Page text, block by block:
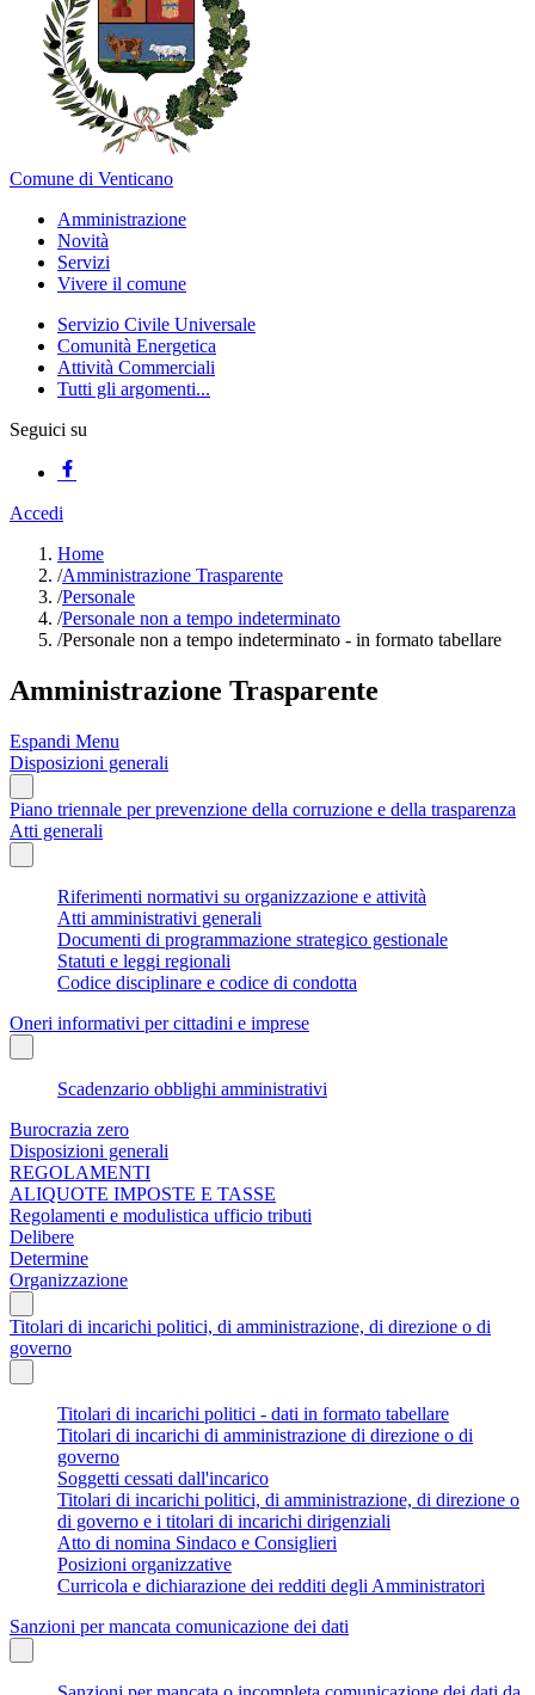
Comune di Venticano
Amministrazione
Novità
Servizi
Vivere il comune
Servizio Civile Universale
Comunità Energetica
Attività Commerciali
Tutti gli argomenti...
Seguici su
Accedi
Home
/Amministrazione Trasparente
/Personale
/Personale non a tempo indeterminato
/Personale non a tempo indeterminato - in formato tabellare
Amministrazione Trasparente
Espandi Menu
Disposizioni generali
Piano triennale per prevenzione della corruzione e della trasparenza
Atti generali
Riferimenti normativi su organizzazione e attività
Atti amministrativi generali
Documenti di programmazione strategico gestionale
Statuti e leggi regionali
Codice disciplinare e codice di condotta
Oneri informativi per cittadini e imprese
Scadenzario obblighi amministrativi
Burocrazia zero
Disposizioni generali
REGOLAMENTI
ALIQUOTE IMPOSTE E TASSE
Regolamenti e modulistica ufficio tributi
Delibere
Determine
Organizzazione
Titolari di incarichi politici, di amministrazione, di direzione o di
governo
Titolari di incarichi politici - dati in formato tabellare
Titolari di incarichi di amministrazione di direzione o di
governo
Soggetti cessati dall'incarico
Titolari di incarichi politici, di amministrazione, di direzione o
di governo e i titolari di incarichi dirigenziali
Atto di nomina Sindaco e Consiglieri
Posizioni organizzative
Curricola e dichiarazione dei redditi degli Amministratori
Sanzioni per mancata comunicazione dei dati